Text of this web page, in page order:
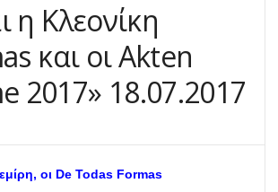
η Κλεονίκη
και οι Akten
2017» 18.07.2017
οι De Todas Formas